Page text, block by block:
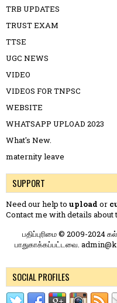
TRB UPDATES
TRUST EXAM
TTSE
UGC NEWS
VIDEO
VIDEOS FOR TNPSC
WEBSITE
WHATSAPP UPLOAD 2023
What's New.
maternity leave
SUPPORT
Need our help to upload or
Contact me with details about
பதிப்புரிமை © 2009-
பாதுகாக்கப்பட்டவை.
SOCIAL PROFILES